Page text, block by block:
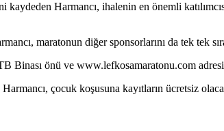
Harmancı, ihalenin en önemli
maratonun diğer sponsorlarını da tek tek
Binası önü ve www.lefkosamaratonu.com
çocuk koşusuna kayıtların ücretsiz